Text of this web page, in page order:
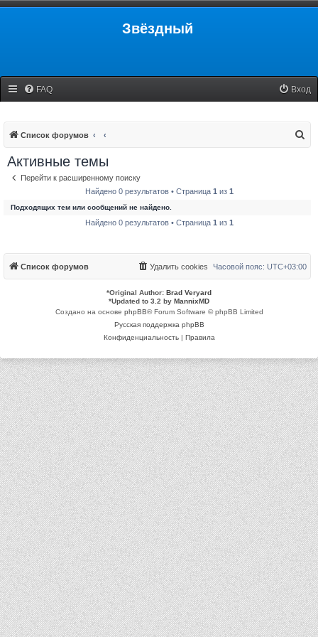
Звёздный
FAQ Вход
Список форумов
Активные темы
Перейти к расширенному поиску
Найдено 0 результатов • Страница 1 из 1
Подходящих тем или сообщений не найдено.
Найдено 0 результатов • Страница 1 из 1
Список форумов Часовой пояс: UTC+03:00
Удалить cookies
*Original Author: Brad Veryard
*Updated to 3.2 by MannixMD
Создано на основе phpBB® Forum Software © phpBB Limited
Русская поддержка phpBB
Конфиденциальность| Правила